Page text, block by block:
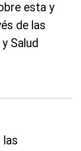
esta y
de las
Salud
las